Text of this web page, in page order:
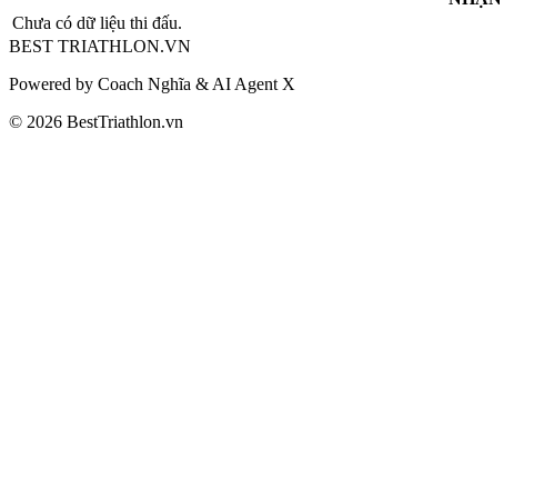
Chưa có dữ liệu thi đấu.
BEST TRIATHLON.VN
Powered by Coach Nghĩa & AI Agent X
© 2026 BestTriathlon.vn